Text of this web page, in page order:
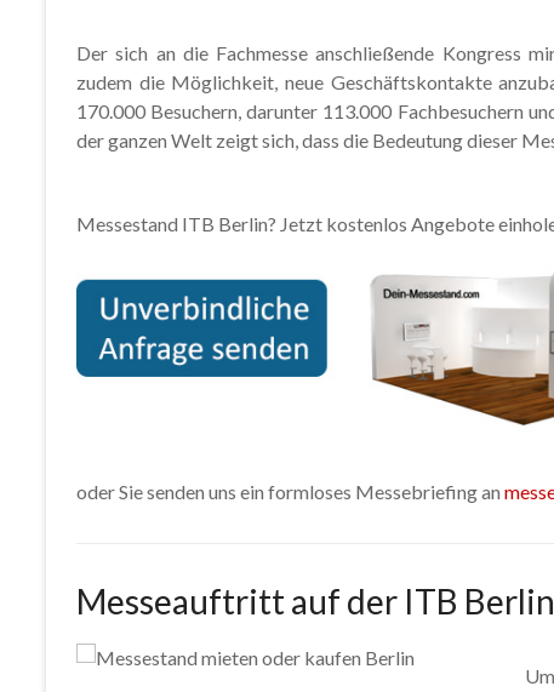
Der sich an die Fachmesse anschließende Kongress
zudem die Möglichkeit, neue Geschäftskontakte
170.000 Besuchern, darunter 113.000 Fachbesuchern
der ganzen Welt zeigt sich, dass die Bedeutung dieser
Messestand ITB Berlin? Jetzt kostenlos Angebote
oder Sie senden uns ein formloses Messebriefing an
Messeauftritt auf der ITB Berlin